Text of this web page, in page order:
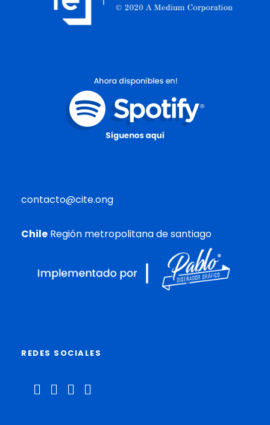
contacto@cite.ong
Chile Región metropolitana de santiago
REDES SOCIALES